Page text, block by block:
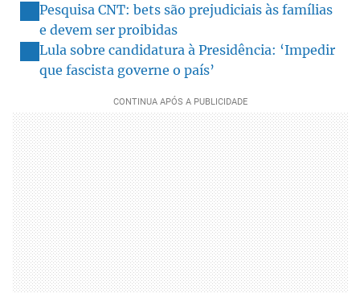
Pesquisa CNT: bets são prejudiciais às famílias
e devem ser proibidas
Lula sobre candidatura à Presidência: ‘Impedir
que fascista governe o país’